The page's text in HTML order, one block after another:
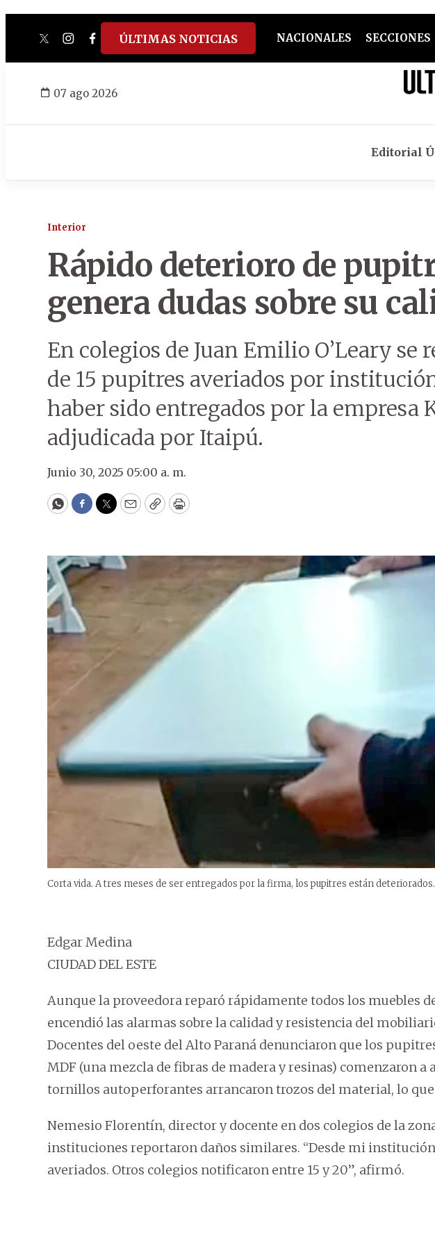
twitterinstagram
facebook
tiktokyoutube
spotify
ÚLTIMAS NOTICIAS NACIONALES SECCIONES
07 ago 2026
Editorial
Interior
Rápido deterioro de
genera dudas sobre su
En colegios de Juan Emilio O’Leary se
de 15 pupitres averiados por
haber sido entregados por la empresa
adjudicada por Itaipú.
Junio 30, 2025 05:00 a. m.
WhatsApp
Facebook
Twitter
EmailCopyPrint
Corta vida. A tres meses de ser entregados por la firma, los pupitres están deteriorados.
Edgar Medina
CIUDAD DEL ESTE
Aunque la proveedora reparó rápidamente todos los muebles
encendió las alarmas sobre la calidad y resistencia del
Docentes del oeste del Alto Paraná denunciaron que los
MDF (una mezcla de fibras de madera y resinas) comenzaron
tornillos autoperforantes arrancaron trozos del material, lo
Nemesio Florentín, director y docente en dos colegios de la
instituciones reportaron daños similares. “Desde mi
averiados. Otros colegios notificaron entre 15 y 20”, afirmó.